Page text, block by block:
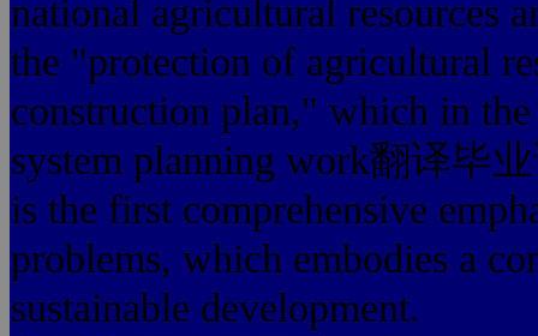
national agricultural resources
the "protection of agricultural
construction plan," which in
system planning work翻译毕
is the first comprehensive
problems, which embodies a
sustainable development.